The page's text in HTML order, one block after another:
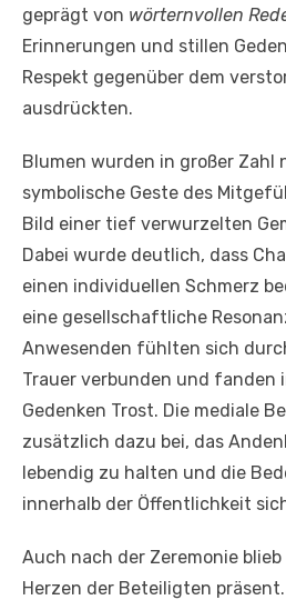
geprägt von wörternvollen
Erinnerungen und stillen
Respekt gegenüber dem
ausdrückten.
Blumen wurden in großer Zahl
symbolische Geste des
Bild einer tief verwurzelten
Dabei wurde deutlich, dass
einen individuellen Schmerz
eine gesellschaftliche
Anwesenden fühlten sich
Trauer verbunden und fanden
Gedenken Trost. Die mediale
zusätzlich dazu bei, das
lebendig zu halten und die
innerhalb der Öffentlichkeit
Auch nach der Zeremonie
Herzen der Beteiligten